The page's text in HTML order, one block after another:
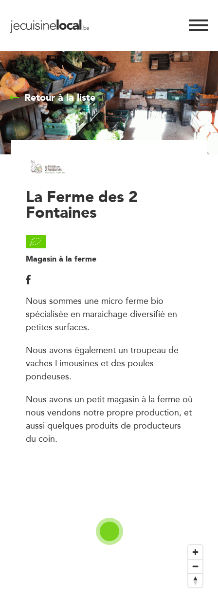
Retour à la liste
La Ferme des 2
Fontaines
Magasin à la ferme
Nous sommes une micro ferme bio
spécialisée en maraichage diversifié en
petites surfaces.
Nous avons également un troupeau de
vaches Limousines et des poules
pondeuses.
Nous avons un petit magasin à la ferme où
nous vendons notre propre production, et
aussi quelques produits de producteurs
du coin.